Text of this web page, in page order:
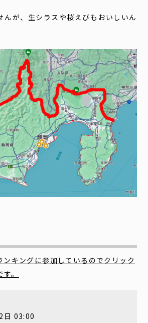
んが、生シラスや桜えびもおいしいん
ンキングに参加しているのでクリック
。
日 03:00